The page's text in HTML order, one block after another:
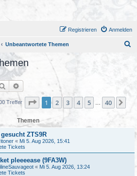
Anmelden
Registrieren
Unbeantwortete Themen
Suche Erweiterte Suche
Treffer Seite 1von 40
1 2 3 4 5 40
Themen
ZTS9R
« Mi 5. Aug 2026, 15:41
Tickets
pleeeease (9FA3W)
« Mi 5. Aug 2026, 13:24
Tickets